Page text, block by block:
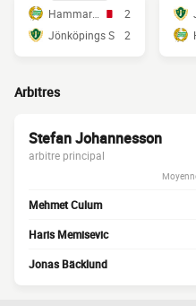
2
Jönköpings S
2
Arbitres
Stefan Johannesson
arbitre principal
Mehmet Culum
Haris Memisevic
Jonas Bäcklund